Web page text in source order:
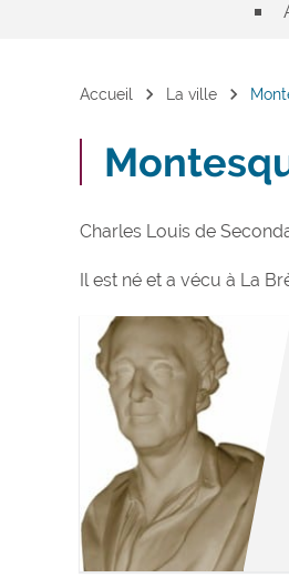
Accueil chevron_right La ville chevron_right
Charles Louis de
Il est né et a vécu à La